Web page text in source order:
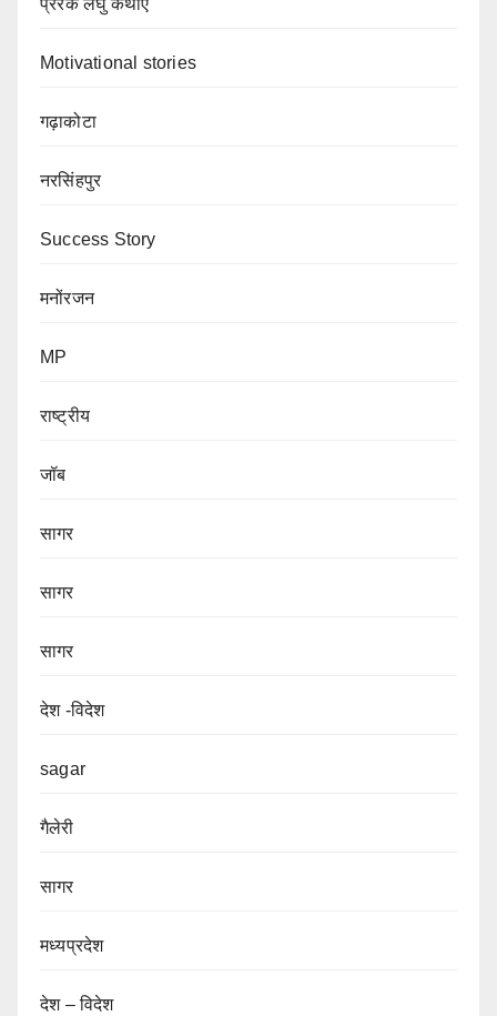
प्रेरक लघु कथाएं
Motivational stories
गढ़ाकोटा
नरसिंहपुर
Success Story
मनोंरजन
MP
राष्ट्रीय
जॉब
सागर
सागर
सागर
देश -विदेश
sagar
गैलेरी
सागर
मध्यप्रदेश
देश – विदेश